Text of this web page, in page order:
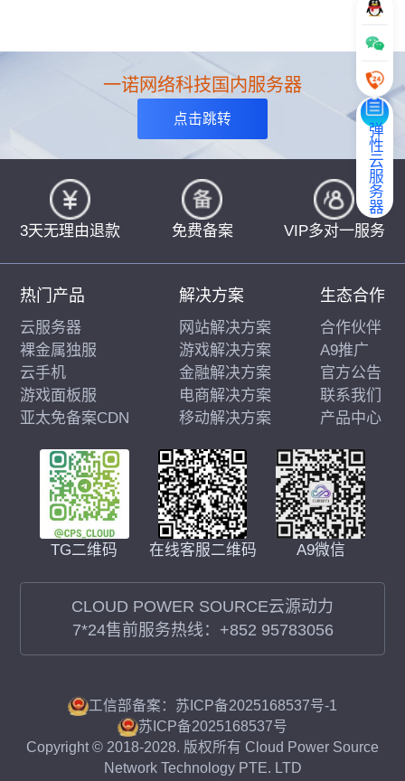
弹性云服务器
一诺网络科技国内服务器
点击跳转
3天无理由退款 免费备案 VIP多对一服务
TG二维码 在线客服二维码 A9微信
CLOUD POWER SOURCE云源动力
7*24售前服务热线： +852 95783056
热门产品
云服务器
裸金属独服
云手机
游戏面板服
亚太免备案CDN
解决方案
网站解决方案
游戏解决方案
金融解决方案
电商解决方案
移动解决方案
生态合作
合作伙伴
A9推广
官方公告
联系我们
产品中心
工信部备案：苏ICP备2025168537号-1
苏ICP备2025168537号
Copyright © 2018-2028. 版权所有 Cloud Power Source
Network Technology PTE. LTD